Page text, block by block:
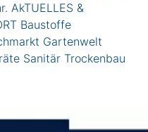
AkTUELLES &
Baustoffe
Gartenwelt
Sanitär Trockenbau